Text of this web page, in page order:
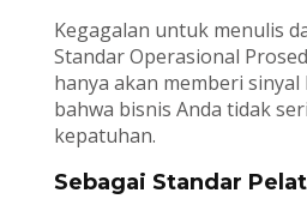
Kegagalan untuk menulis
Standar Operasional
hanya akan memberi
bahwa bisnis Anda tidak
kepatuhan.
Sebagai Standar